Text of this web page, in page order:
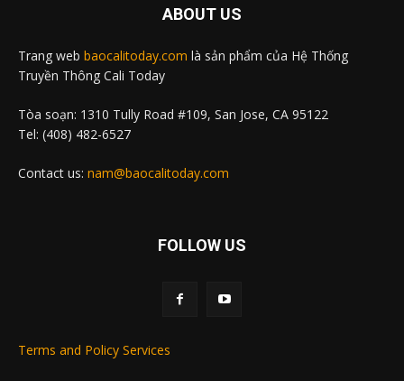
ABOUT US
Trang web baocalitoday.com là sản phẩm của Hệ Thống
Truyền Thông Cali Today
Tòa soạn: 1310 Tully Road #109, San Jose, CA 95122
Tel: (408) 482-6527
Contact us: nam@baocalitoday.com
FOLLOW US
Terms and Policy Services